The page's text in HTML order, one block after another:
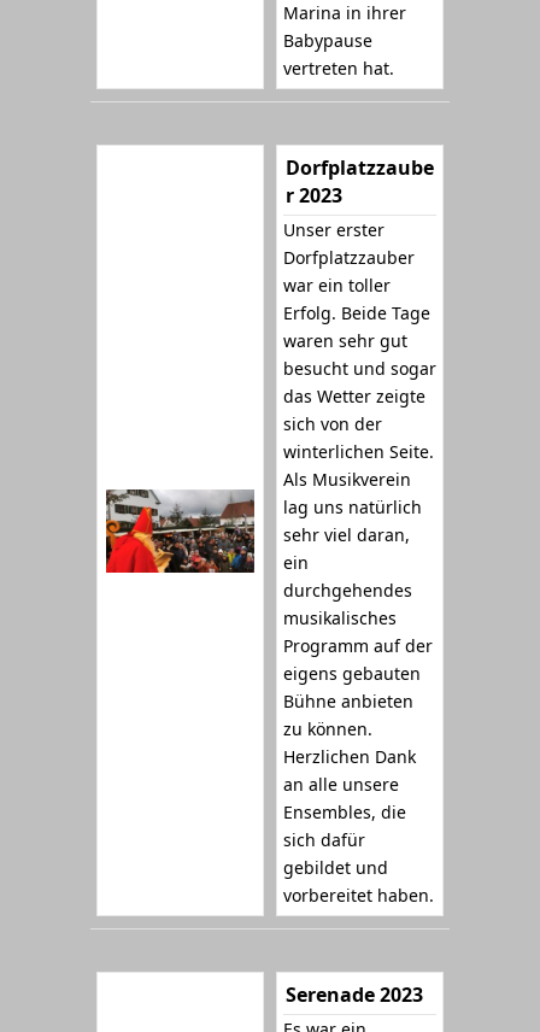
Marina in ihrer
Babypause
vertreten hat.
Dorfplatzzaube
r 2023
Unser erster
Dorfplatzzauber
war ein toller
Erfolg. Beide Tage
waren sehr gut
besucht und sogar
das Wetter zeigte
sich von der
winterlichen Seite.
Als Musikverein
lag uns natürlich
sehr viel daran,
ein
durchgehendes
musikalisches
Programm auf der
eigens gebauten
Bühne anbieten
zu können.
Herzlichen Dank
an alle unsere
Ensembles, die
sich dafür
gebildet und
vorbereitet haben.
Serenade 2023